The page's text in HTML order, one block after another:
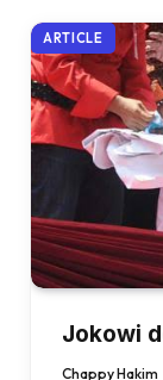
ARTICLE
Jokowi
Chappy Hakim